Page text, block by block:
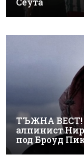
ТЪЖНА ВЕСТ!
алпинист
под Броуд